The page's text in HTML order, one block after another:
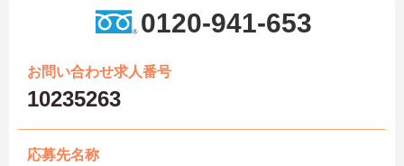
0120-941-653
お問い合わせ求人番号
10235263
応募先名称